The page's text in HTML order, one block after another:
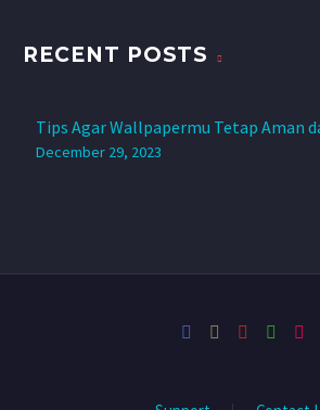
RECENT POSTS
Tips Agar Wallpapermu Tetap Aman
December 29, 2023